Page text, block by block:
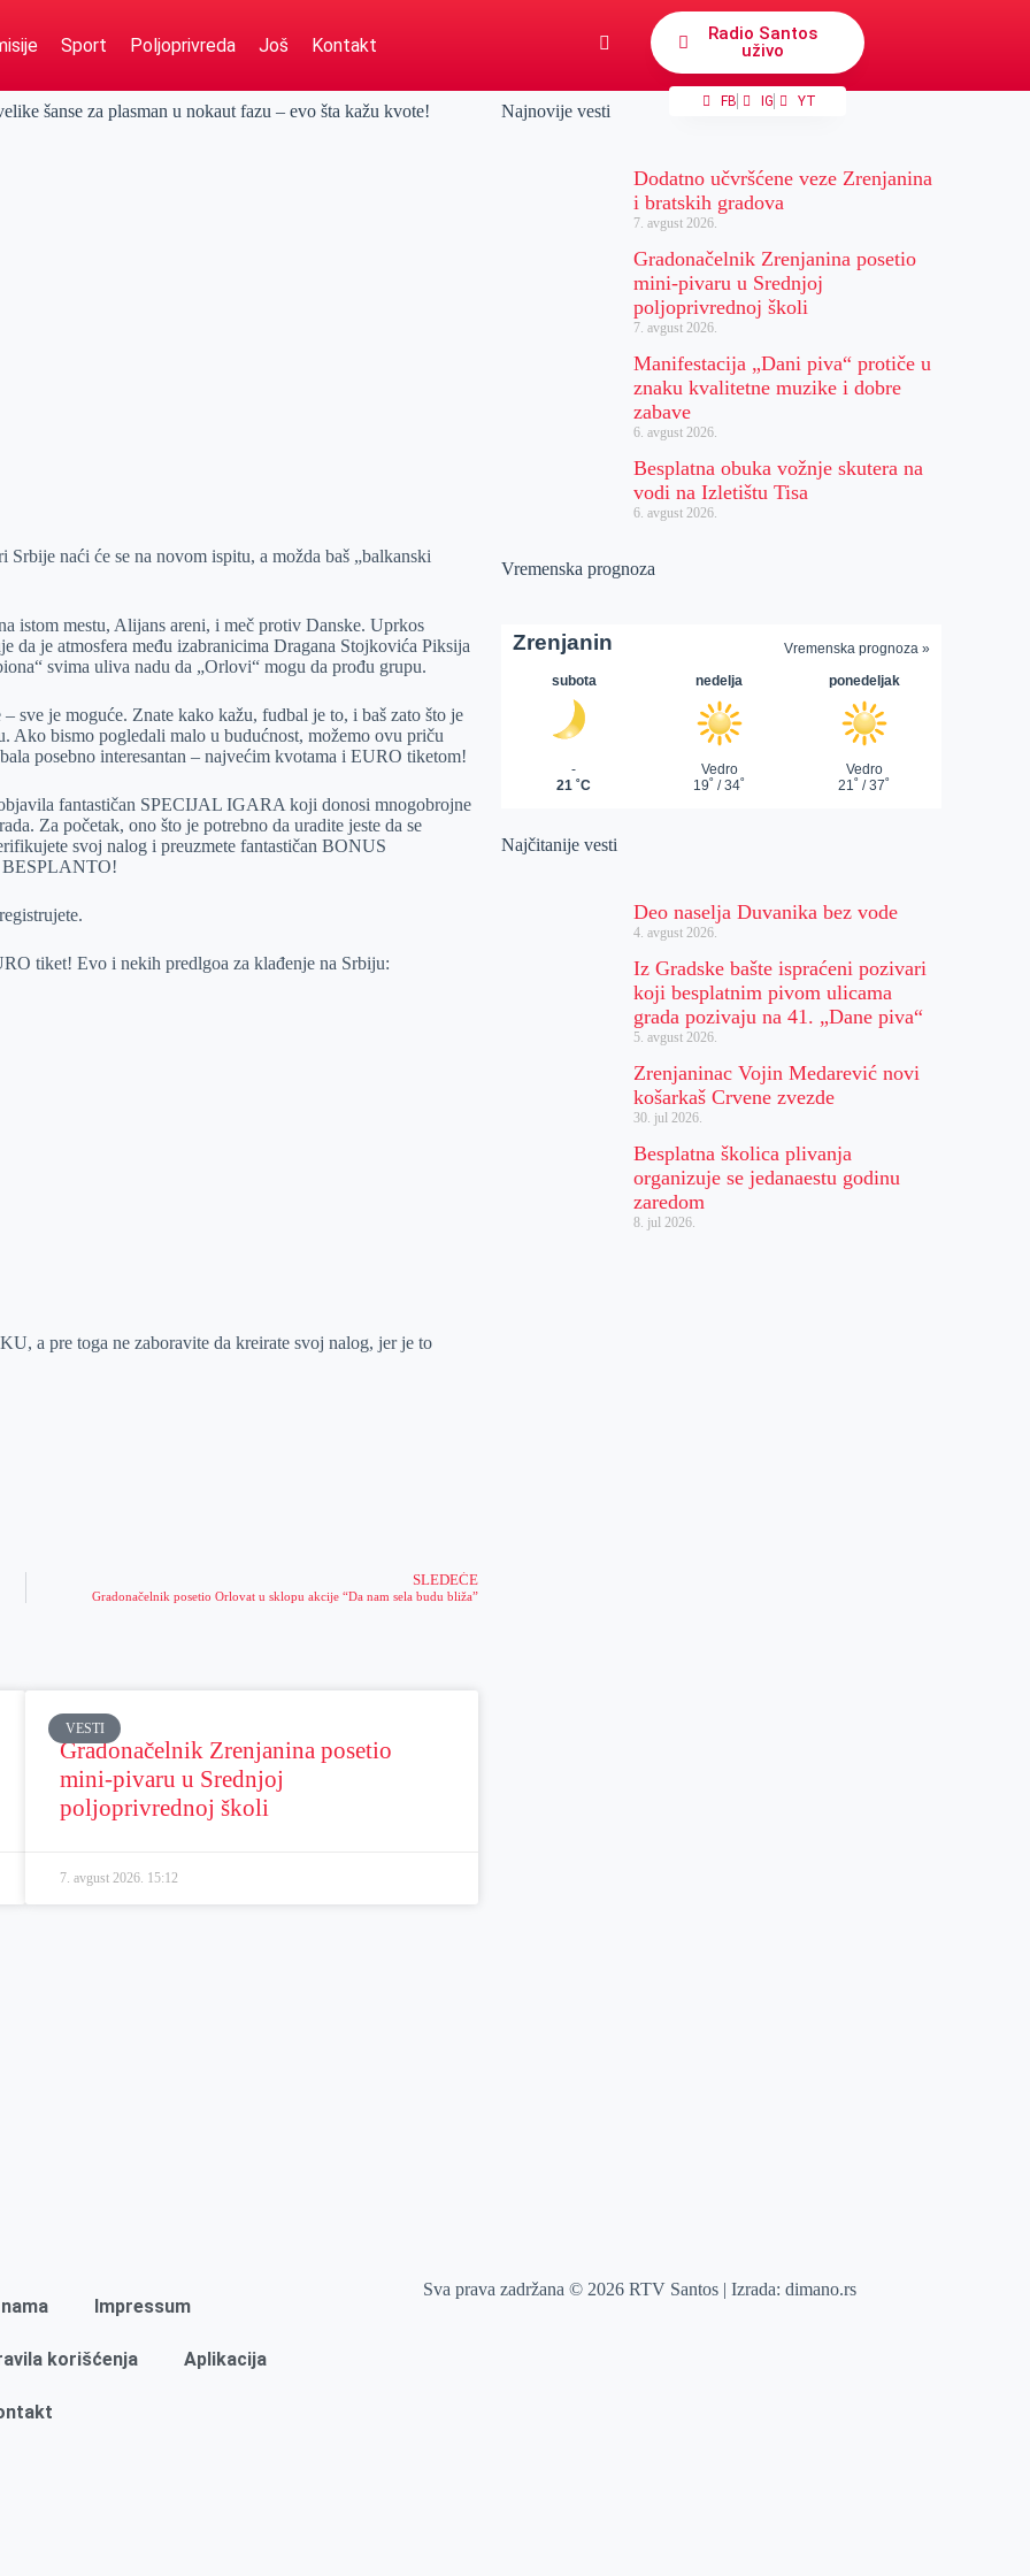
Sport Poljoprivreda Još Kontakt
Radio Santos
uživo
FB IG YT
šanse za plasman u nokaut fazu – evo šta kažu kvote!
naći će se na novom ispitu, a možda baš „balkanski
istom mestu, Alijans areni, i meč protiv Danske. Uprkos
da je atmosfera među izabranicima Dragana Stojkovića Piksija
svima uliva nadu da „Orlovi“ mogu da prođu grupu.
sve je moguće. Znate kako kažu, fudbal je to, i baš zato što je
Ako bismo pogledali malo u budućnost, možemo ovu priču
posebno interesantan – najvećim kvotama i EURO tiketom!
fantastičan SPECIJAL IGARA koji donosi mnogobrojne
Za početak, ono što je potrebno da uradite jeste da se
svoj nalog i preuzmete fantastičan BONUS
tiket! Evo i nekih predlgoa za klađenje na Srbiju:
a pre toga ne zaboravite da kreirate svoj nalog, jer je to
SLEDEĆE
Gradonačelnik posetio Orlovat u sklopu akcije “Da nam sela budu bliža”
VESTI
Gradonačelnik Zrenjanina posetio
mini-pivaru u Srednjoj
poljoprivrednoj školi
7. avgust 2026. 15:12
Najnovije vesti
Dodatno učvršćene veze Zrenjanina
i bratskih gradova
7. avgust 2026.
Gradonačelnik Zrenjanina posetio
mini-pivaru u Srednjoj
poljoprivrednoj školi
7. avgust 2026.
Manifestacija „Dani piva“ protiče u
znaku kvalitetne muzike i dobre
zabave
6. avgust 2026.
Besplatna obuka vožnje skutera na
vodi na Izletištu Tisa
6. avgust 2026.
Vremenska prognoza
Najčitanije vesti
Deo naselja Duvanika bez vode
4. avgust 2026.
Iz Gradske bašte ispraćeni pozivari
koji besplatnim pivom ulicama
grada pozivaju na 41. „Dane piva“
5. avgust 2026.
Zrenjaninac Vojin Medarević novi
košarkaš Crvene zvezde
30. jul 2026.
Besplatna školica plivanja
organizuje se jedanaestu godinu
zaredom
8. jul 2026.
Impressum
korišćenja Aplikacija
Sva prava zadržana © 2026 RTV Santos | Izrada:dimano.rs